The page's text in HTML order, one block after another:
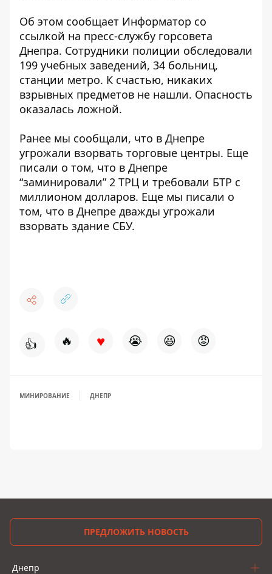
Об этом сообщает Информатор со
ссылкой на пресс-службу горсовета
Днепра. Сотрудники полиции обследовали
199 учебных заведений, 34 больниц,
станции метро. К счастью, никаких
взрывных предметов не нашли. Опасность
оказалась ложной.
Ранее мы сообщали, что в Днепре
угрожали взорвать торговые центры. Еще
писали о том, что в Днепре
“заминировали” 2 ТРЦ и требовали БТР с
миллионом долларов. Еще мы писали о
том, что в Днепре дважды угрожали
взорвать здание СБУ.
👍 🔥 ♥ 😭 😆 😡
МИНИРОВАНИЕ ДНЕПР
ПРЕДЛОЖИТЬ НОВОСТЬ
Днепр